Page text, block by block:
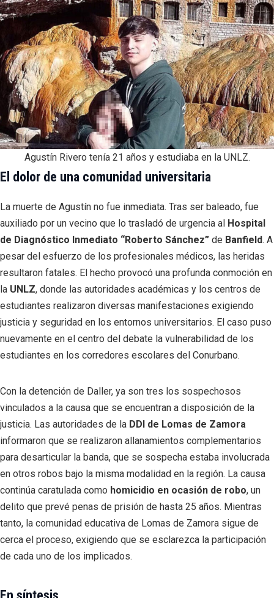
Agustín Rivero tenía 21 años y estudiaba en la UNLZ.
El dolor de una comunidad universitaria
La muerte de Agustín no fue inmediata. Tras ser baleado, fue
auxiliado por un vecino que lo trasladó de urgencia al Hospital
de Diagnóstico Inmediato “Roberto Sánchez” de Banfield. A
pesar del esfuerzo de los profesionales médicos, las heridas
resultaron fatales. El hecho provocó una profunda conmoción en
la UNLZ, donde las autoridades académicas y los centros de
estudiantes realizaron diversas manifestaciones exigiendo
justicia y seguridad en los entornos universitarios. El caso puso
nuevamente en el centro del debate la vulnerabilidad de los
estudiantes en los corredores escolares del Conurbano.
Con la detención de Daller, ya son tres los sospechosos
vinculados a la causa que se encuentran a disposición de la
justicia. Las autoridades de la DDI de Lomas de Zamora
informaron que se realizaron allanamientos complementarios
para desarticular la banda, que se sospecha estaba involucrada
en otros robos bajo la misma modalidad en la región. La causa
continúa caratulada como homicidio en ocasión de robo, un
delito que prevé penas de prisión de hasta 25 años. Mientras
tanto, la comunidad educativa de Lomas de Zamora sigue de
cerca el proceso, exigiendo que se esclarezca la participación
de cada uno de los implicados.